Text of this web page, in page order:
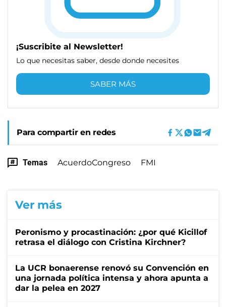
¡Suscribite al Newsletter!
Lo que necesitas saber, desde donde necesites
SABER MÁS
Para compartir en redes
Temas AcuerdoCongreso FMI
Ver más
Peronismo y procastinación: ¿por qué Kicillof
retrasa el diálogo con Cristina Kirchner?
La UCR bonaerense renovó su Convención en
una jornada política intensa y ahora apunta a
dar la pelea en 2027